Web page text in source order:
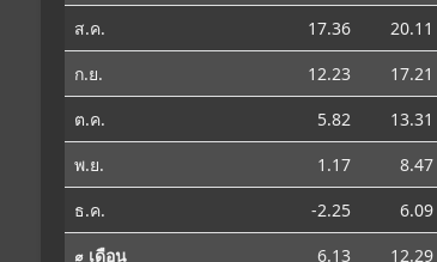
ส.ค.
17.36 20.11
ก.ย.
12.23 17.21
ต.ค.
5.82 13.31
พ.ย.
1.17 8.47
ธ.ค.
-2.25 6.09
⌀ เดือน
6.13 12.29